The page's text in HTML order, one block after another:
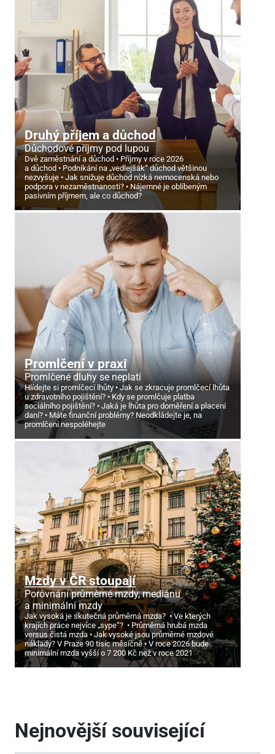
Druhý příjem a důchod
Důchodové příjmy pod lupou
Dvě zaměstnání a důchod
Příjmy v roce 2026
a důchod
Podnikání na „vedlejšák“ důchod většinou
nezvyšuje
Jak snižuje důchod nízká nemocenská nebo
podpora v nezaměstnanosti?
Nájemné je oblíbeným
pasivním příjmem, ale co důchod?
Promlčení v praxi
Promlčené dluhy se neplatí
Hlídejte si promlčecí lhůty
Jak se zkracuje promlčecí lhůta
u zdravotního pojištění?
Kdy se promlčuje platba
sociálního pojištění?
Jaká je lhůta pro doměření a placení
daní?
Máte finanční problémy? Neodkládejte je, na
promlčení nespoléhejte
Mzdy v ČR stoupají
Porovnání průměrné mzdy, mediánu
a minimální mzdy
Jak vysoká je skutečná průměrná mzda?
Ve kterých
krajích práce nejvíce „sype“?
Průměrná hrubá mzda
versus čistá mzda
Jak vysoké jsou průměrné mzdové
náklady? V Praze 90 tisíc měsíčně
V roce 2026 bude
minimální mzda vyšší o 7 200 Kč než v roce 2021
Nejnovější související